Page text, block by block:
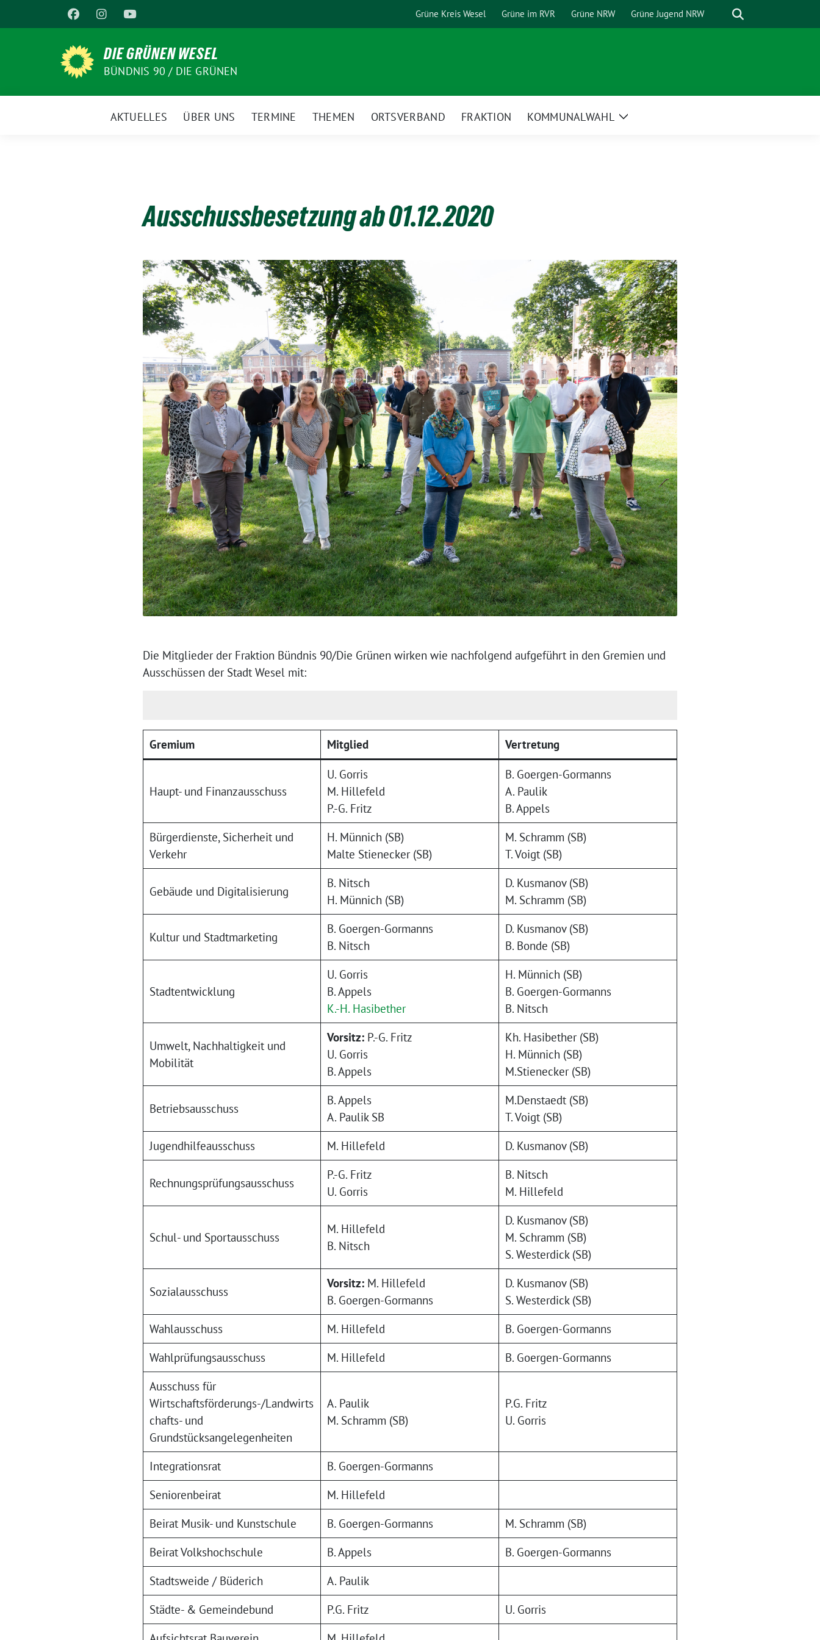
zum
Grüne Kreis Wesel Grüne im RVR Grüne NRW Grüne Jugend NRW Suche
DIE GRÜNEN WESEL
BÜNDNIS 90 / DIE GRÜNEN
AKTUELLES ÜBER UNS TERMINE THEMEN ORTSVERBAND FRAKTION KOMMUNALWAHL
Zeige
Ausschussbesetzung ab 01.12.2020
Die Mitglieder der Fraktion Bündnis 90/Die Grünen wirken wie nachfolgend aufgeführt in den Gremien und
Ausschüssen der Stadt Wesel mit:
Gremium Mitglied Vertretung
Haupt- und Finanzausschuss
U. Gorris
M. Hillefeld
P.-G. Fritz
B. Goergen-Gormanns
A. Paulik
B. Appels
Bürgerdienste, Sicherheit und
Verkehr
H. Münnich (SB)
Malte Stienecker (SB)
M. Schramm (SB)
T. Voigt (SB)
Gebäude und Digitalisierung
B. Nitsch
H. Münnich (SB)
D. Kusmanov (SB)
M. Schramm (SB)
Kultur und Stadtmarketing
B. Goergen-Gormanns
B. Nitsch
D. Kusmanov (SB)
B. Bonde (SB)
Stadtentwicklung
U. Gorris
B. Appels
K.-H. Hasibether
H. Münnich (SB)
B. Goergen-Gormanns
B. Nitsch
Umwelt, Nachhaltigkeit und
Mobilität
Vorsitz:P.-G. Fritz
U. Gorris
B. Appels
Kh. Hasibether (SB)
H. Münnich (SB)
M.Stienecker (SB)
Betriebsausschuss
B. Appels
A. Paulik SB
M.Denstaedt (SB)
T. Voigt (SB)
Jugendhilfeausschuss
M. Hillefeld D. Kusmanov (SB)
Rechnungsprüfungsausschuss
P.-G. Fritz
U. Gorris
B. Nitsch
M. Hillefeld
Schul- und Sportausschuss
M. Hillefeld
B. Nitsch
D. Kusmanov (SB)
M. Schramm (SB)
S. Westerdick (SB)
Sozialausschuss
Vorsitz: M. Hillefeld
B. Goergen-Gormanns
D. Kusmanov (SB)
S. Westerdick (SB)
Wahlausschuss
M. Hillefeld
B. Goergen-Gormanns
Wahlprüfungsausschuss
M. Hillefeld
B. Goergen-Gormanns
Ausschuss für
Wirtschaftsförderungs-/Landwirts
chafts- und
Grundstücksangelegenheiten
A. Paulik
M. Schramm (SB)
P.G. Fritz
U. Gorris
Integrationsrat
B. Goergen-Gormanns
Seniorenbeirat
M. Hillefeld
Beirat Musik- und Kunstschule
B. Goergen-Gormanns
M. Schramm (SB)
Beirat Volkshochschule
B. Appels
B. Goergen-Gormanns
Stadtsweide / Büderich
A. Paulik
Städte- & Gemeindebund
P.G. Fritz
U. Gorris